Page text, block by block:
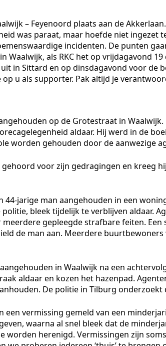
– Feyenoord plaats aan de
was paraat, maar hoefde niet ingezet
incidenten. De punten
Waalwijk, als RKC het op vrijdagavond
in Sittard en op dinsdagavond voor de
u als supporter. Pak altijd je
op de Grotestraat in
aldaar. Hij werd in de
worden gehouden door de aanwezige
voor zijn gedragingen en kreeg
jarige man aangehouden in een
bleek tijdelijk te verblijven aldaar.
gepleegde strafbare feiten. Een
de man aan. Meerdere
in Waalwijk na een
aldaar en kozen het hazenpad.
De politie in Tilburg onderzoekt
vermissing gemeld van een
waarna al snel bleek dat de
worden herenigd. Vermissingen zijn